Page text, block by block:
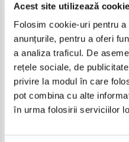
Acest site utilizează
Folosim cookie-uri pentru
anunțurile, pentru a oferi
a analiza traficul. De
rețele sociale, de
privire la modul în care
pot combina cu alte
în urma folosirii serviciilor
-30%